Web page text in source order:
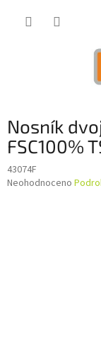
Nosník
FSC100%
43074F
Průměrné
Neohodnoceno